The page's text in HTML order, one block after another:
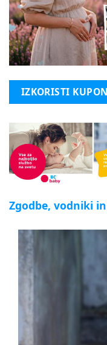
IZKORISTI
Zgodbe, vodniki